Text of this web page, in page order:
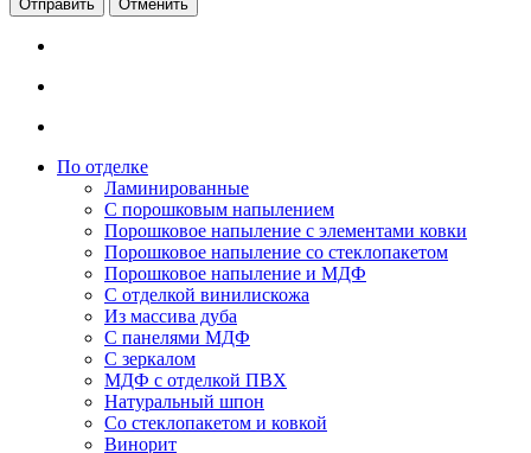
Отменить
По отделке
Ламинированные
С порошковым напылением
Порошковое напыление с элементами ковки
Порошковое напыление со стеклопакетом
Порошковое напыление и МДФ
С отделкой винилискожа
Из массива дуба
С панелями МДФ
С зеркалом
МДФ с отделкой ПВХ
Натуральный шпон
Со стеклопакетом и ковкой
Винорит